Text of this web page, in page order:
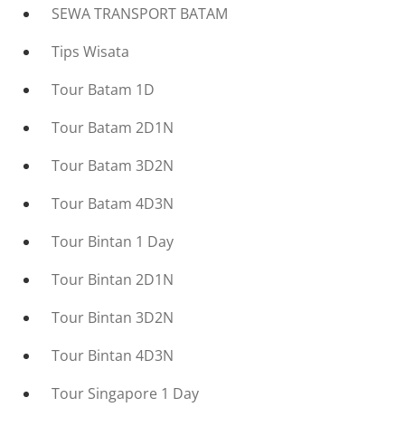
SEWA TRANSPORT BATAM
Tips Wisata
Tour Batam 1D
Tour Batam 2D1N
Tour Batam 3D2N
Tour Batam 4D3N
Tour Bintan 1 Day
Tour Bintan 2D1N
Tour Bintan 3D2N
Tour Bintan 4D3N
Tour Singapore 1 Day